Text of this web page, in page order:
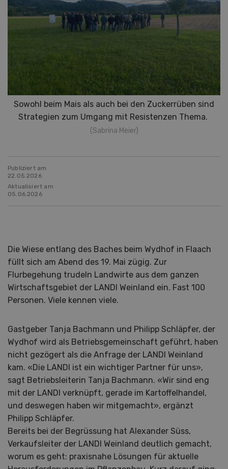
Sowohl beim Mais als auch bei den Zuckerrüben sind
Strategien zum Umgang mit Resistenzen Thema.
(Sabrina Meier)
Publiziert am
22.05.2026
Aktualisiert am
05.06.2026
Die Wiese entlang des Baches beim Wydhof in Flaach
füllt sich am Abend des 19. Mai zügig. Zur
Flurbegehung trudeln Landwirte aus dem ganzen
Wirtschaftsgebiet der LANDI Weinland ein. Fast 100
Personen. Viele kennen viele.
Gastgeber Tanja Bachmann und Philipp Schläpfer, der
Wydhof wird als Betriebsgemeinschaft geführt, haben
nicht gezögert als die Anfrage der LANDI Weinland
kam. «Die LANDI ist ein wichtiger Partner für uns»,
sagt Betriebsleiterin Tanja Bachmann. «Wir sind eng
mit der LANDI verknüpft, gerade im Kartoffelhandel,
und deswegen haben wir mitgemacht», ergänzt
Philipp Schläpfer.
Bereits bei der Begrüssung hat Alexander Süss,
Verkaufsleiter der LANDI Weinland deutlich gemacht,
worum es geht: praxisnahe Lösungen für aktuelle